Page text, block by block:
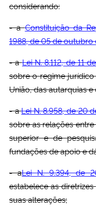
considerando:
- aConstituição da
1988, de 05 de outubro
- aLei N. 8.112, de 11
sobre o regime
União, das autarquias
- aLei N. 8.958, de 20
sobre as relações
superior e de
fundações de apoio e
- aLei N. 9.394, de
estabelece as
suas alterações;